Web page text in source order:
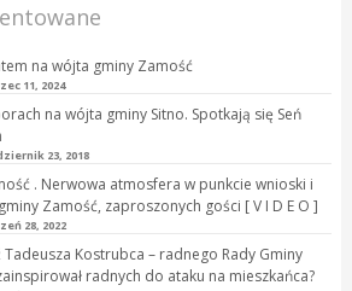
na wójta gminy Zamość
11, 2024
na wójta gminy Sitno. Spotkają się Seń
23, 2018
. Nerwowa atmosfera w punkcie wnioski i
Zamość, zaproszonych gości [ V I D E O ]
28, 2022
Kostrubca – radnego Rady Gminy
radnych do ataku na mieszkańca?